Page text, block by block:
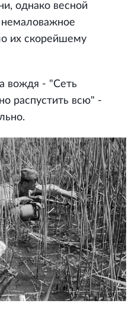
однако весной
немаловажное
их скорейшему
вождя - "Сеть
распустить всю" -